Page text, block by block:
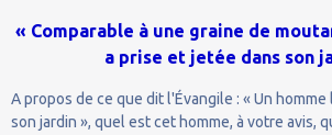
« Comparable à une graine de
a prise et jetée dans son
A propos de ce que dit l'Évangile : « Un
son jardin », quel est cet homme, à votre avis,